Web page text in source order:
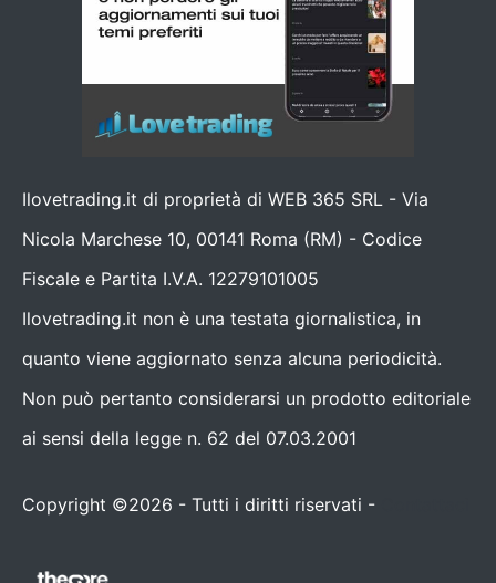
Ilovetrading.it di proprietà di WEB 365 SRL - Via
Nicola Marchese 10, 00141 Roma (RM) - Codice
Fiscale e Partita I.V.A. 12279101005
Ilovetrading.it non è una testata giornalistica, in
quanto viene aggiornato senza alcuna periodicità.
Non può pertanto considerarsi un prodotto editoriale
ai sensi della legge n. 62 del 07.03.2001
Copyright ©2026 - Tutti i diritti riservati -